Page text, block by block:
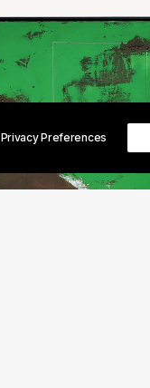
Privacy Preferences